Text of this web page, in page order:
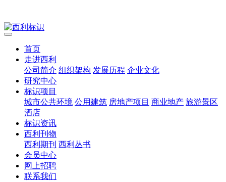
首页
走进西利
公司简介 组织架构 发展历程 企业文化
研究中心
标识项目
城市公共环境 公用建筑 房地产项目 商业地产 旅游景区
酒店
标识资讯
西利刊物
西利期刊 西利丛书
会员中心
网上招聘
联系我们